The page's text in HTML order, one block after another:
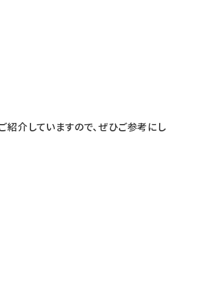
介していますので、ぜひご参考にし